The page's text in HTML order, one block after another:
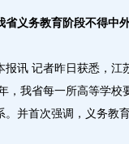
义务教育阶段不得中
记者昨日获悉，江苏
，我省每一所高等学校
。并首次强调，义务教